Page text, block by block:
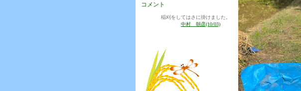
コメント
稲刈をしてはさに掛けました。
中村 朝彦(10/03)